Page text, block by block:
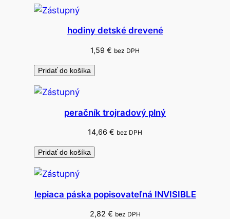
š
m
2
s
hodiny detské drevené
1,59 € bez DPH
Pridať do košíka
peračník trojradový plný
14,66 € bez DPH
Pridať do košíka
lepiaca páska popisovateľná INVISIBLE
2,82 € bez DPH